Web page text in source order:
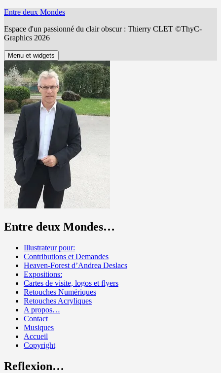
Aller
contenu
Entre deux Mondes
Espace d'un passionné du clair obscur : Thierry CLET ©ThyC-
Graphics 2026
Menu et widgets
Entre deux Mondes…
Illustrateur pour:
Contributions et Demandes
Heaven-Forest d’Andrea Deslacs
Expositions:
Cartes de visite, logos et flyers
Retouches Numériques
Retouches Acryliques
A propos…
Contact
Musiques
Accueil
Copyright
Reflexion…